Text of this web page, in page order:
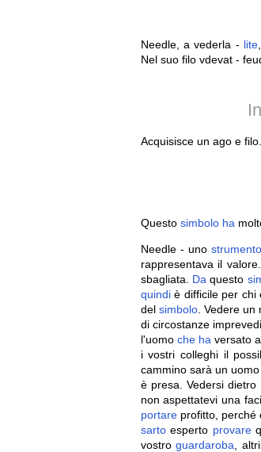
Needle, a vederla - lite,
Nel suo filo vdevat -
Acquisisce un ago e
Questo simbolo ha
Needle - unostrumento
rappresentava il
sbagliata. Da questo
quindiè difficile per chi
del simbolo. Vedere un
di circostanze
l'uomo che ha versato
i vostri colleghi il
cammino sarà un uomo
è presa. Vedersi dietro
non aspettatevi una
portareprofitto, perché
sartoesperto provare
vostroguardaroba ,